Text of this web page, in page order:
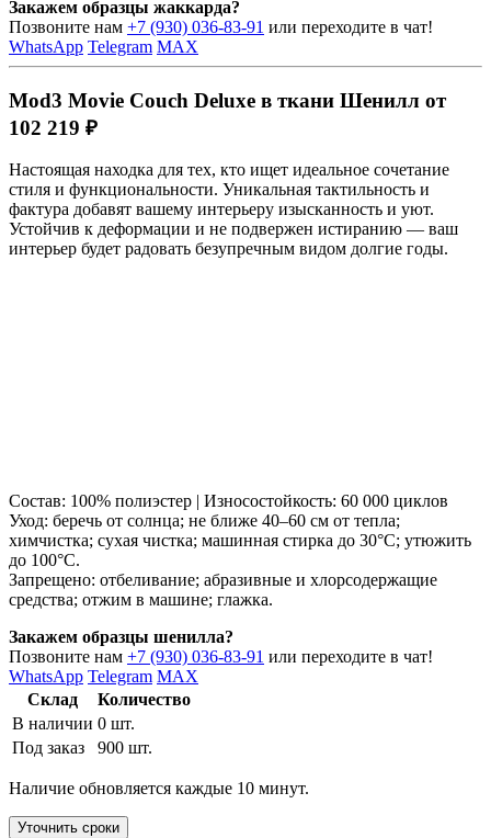
Закажем образцы жаккарда?
Позвоните нам +7 (930) 036-83-91 или переходите в чат!
WhatsApp Telegram MAX
Mod3 Movie Couch Deluxe в ткани Шенилл от
102 219 ₽
Настоящая находка для тех, кто ищет идеальное сочетание
стиля и функциональности. Уникальная тактильность и
фактура добавят вашему интерьеру изысканность и уют.
Устойчив к деформации и не подвержен истиранию — ваш
интерьер будет радовать безупречным видом долгие годы.
Состав: 100% полиэстер | Износостойкость: 60 000 циклов
Уход: беречь от солнца; не ближе 40–60 см от тепла;
химчистка; сухая чистка; машинная стирка до 30°C; утюжить
до 100°C.
Запрещено: отбеливание; абразивные и хлорсодержащие
средства; отжим в машине; глажка.
Закажем образцы шенилла?
Позвоните нам +7 (930) 036-83-91 или переходите в чат!
WhatsApp Telegram MAX
Склад
Количество
В наличии 0 шт.
Под заказ
900 шт.
Наличие обновляется каждые 10 минут.
Уточнить сроки